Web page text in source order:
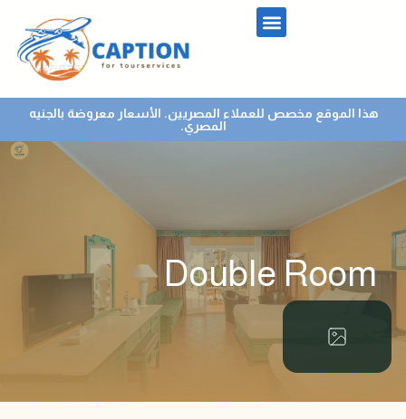
هذا الموقع مخصص للعملاء المصريين. الأسعار معروضة بالجنيه
المصري.
Double Room